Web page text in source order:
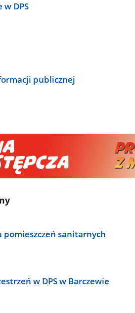
w DPS
publicznej
pomieszczeń sanitarnych
w DPS w Barczewie